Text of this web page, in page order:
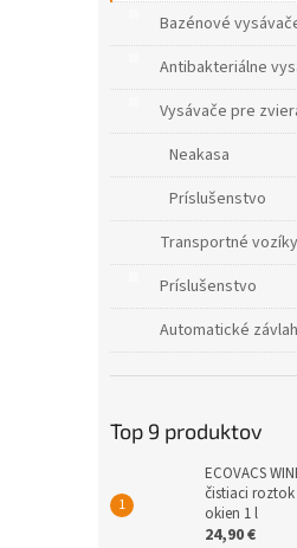
Bazénové
Antibakteriálne
Vysávače pre
Neakasa
Príslušenstvo
Transportné vozíky
Príslušenstvo
Automatické
Top 9 produktov
ECOVACS
čistiaci
okien 1 l
24,90 €